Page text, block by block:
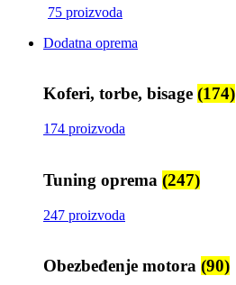
75 proizvoda
Dodatna oprema
Koferi, torbe, bisage (174)
174 proizvoda
Tuning oprema (247)
247 proizvoda
Obezbeđenje motora (90)